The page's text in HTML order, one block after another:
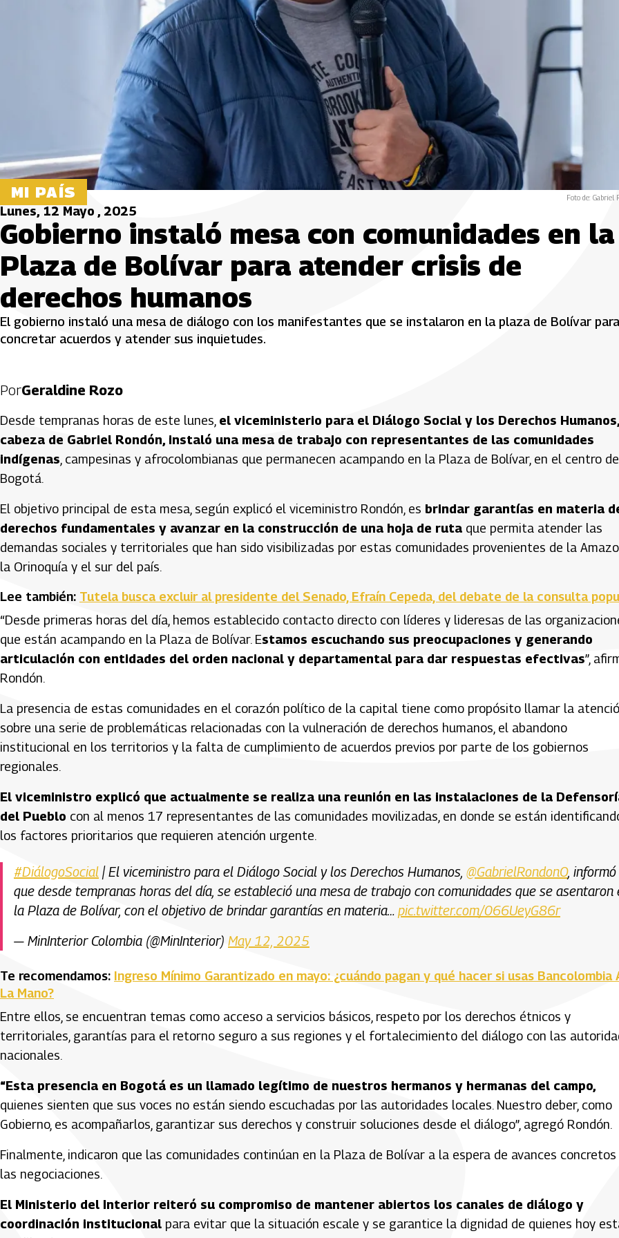
MI PAÍS Foto de: Gabriel
Lunes, 12 Mayo , 2025
Gobierno instaló mesa con comunidades en la
Plaza de Bolívar para atender crisis de
derechos humanos
El gobierno instaló una mesa de diálogo con los manifestantes que se instalaron en la plaza de Bolívar para
concretar acuerdos y atender sus inquietudes.
PorGeraldine Rozo
Desde tempranas horas de este lunes, el viceministerio para el Diálogo Social y los Derechos
cabeza de Gabriel Rondón, instaló una mesa de trabajo con representantes de las comunidades
indígenas , campesinas y afrocolombianas que permanecen acampando en la Plaza de Bolívar, en el centro de
Bogotá.
El objetivo principal de esta mesa, según explicó el viceministro Rondón, es brindar garantías en materia
derechos fundamentales y avanzar en la construcción de una hoja de ruta que permita atender las
demandas sociales y territoriales que han sido visibilizadas por estas comunidades provenientes de la
la Orinoquía y el sur del país.
Lee también: Tutela busca excluir al presidente del Senado, Efraín Cepeda, del debate de la consulta
“Desde primeras horas del día, hemos establecido contacto directo con líderes y lideresas de las
que están acampando en la Plaza de Bolívar. Estamos escuchando sus preocupaciones y generando
articulación con entidades del orden nacional y departamental para dar respuestas efectivas”,
Rondón.
La presencia de estas comunidades en el corazón político de la capital tiene como propósito llamar la
sobre una serie de problemáticas relacionadas con la vulneración de derechos humanos, el abandono
institucional en los territorios y la falta de cumplimiento de acuerdos previos por parte de los gobiernos
regionales.
El viceministro explicó que actualmente se realiza una reunión en las instalaciones de la
del Pueblo con al menos 17 representantes de las comunidades movilizadas, en donde se están
los factores prioritarios que requieren atención urgente.
#DiálogoSocial | El viceministro para el Diálogo Social y los Derechos Humanos, @GabrielRondonO, informó
que desde tempranas horas del día, se estableció una mesa de trabajo con comunidades que se asentaron
la Plaza de Bolívar, con el objetivo de brindar garantías en materia… pic.twitter.com/066UeyG86r
— MinInterior Colombia (@MinInterior) May 12, 2025
Te recomendamos: Ingreso Mínimo Garantizado en mayo: ¿cuándo pagan y qué hacer si usas Bancolombia
La Mano?
Entre ellos, se encuentran temas como acceso a servicios básicos, respeto por los derechos étnicos y
territoriales, garantías para el retorno seguro a sus regiones y el fortalecimiento del diálogo con las
nacionales.
“Esta presencia en Bogotá es un llamado legítimo de nuestros hermanos y hermanas del campo,
quienes sienten que sus voces no están siendo escuchadas por las autoridades locales. Nuestro deber, como
Gobierno, es acompañarlos, garantizar sus derechos y construir soluciones desde el diálogo”, agregó Rondón.
Finalmente, indicaron que las comunidades continúan en la Plaza de Bolívar a la espera de avances concretos
las negociaciones.
El Ministerio del Interior reiteró su compromiso de mantener abiertos los canales de diálogo y
coordinación institucional para evitar que la situación escale y se garantice la dignidad de quienes hoy